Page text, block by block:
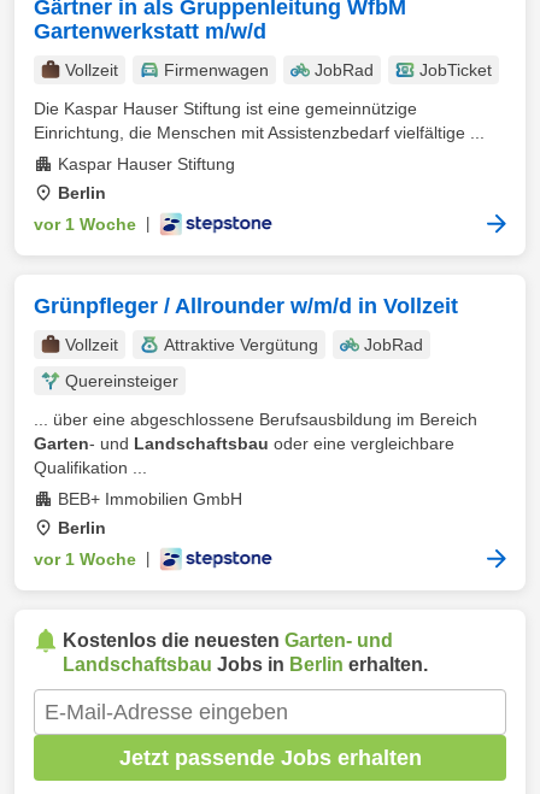
Gärtner in als Gruppenleitung WfbM
Gartenwerkstatt m/w/d
Vollzeit Firmenwagen JobRad
JobTicket
Die Kaspar Hauser Stiftung ist eine gemeinnützige
Einrichtung, die Menschen mit Assistenzbedarf vielfältige ...
Kaspar Hauser Stiftung
Berlin
vor 1 Woche
Grünpfleger / Allrounder w/m/d in Vollzeit
Vollzeit Attraktive Vergütung
JobRad
Quereinsteiger
... über eine abgeschlossene Berufsausbildung im Bereich
Garten- und Landschaftsbau oder eine vergleichbare
Qualifikation ...
BEB+ Immobilien GmbH
Berlin
vor 1 Woche
Kostenlos die neuesten Garten- und
Landschaftsbau Jobs in Berlin erhalten.
Jetzt passende Jobs erhalten